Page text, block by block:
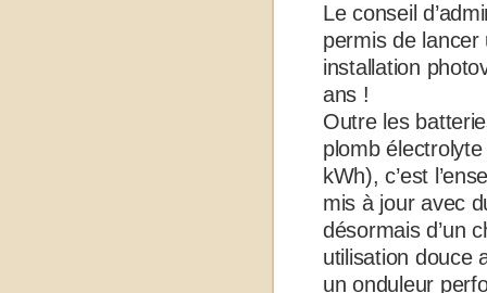
Le conseil
permis de
installation
ans !
Outre les
plomb
kWh), c’est
mis à jour avec
désormais d’un
utilisation douce
un onduleur